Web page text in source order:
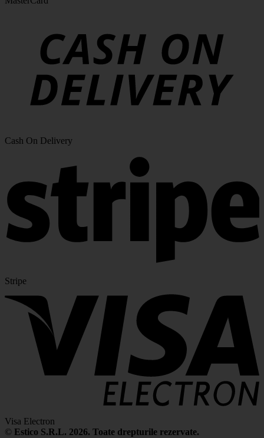
Cash On Delivery
Stripe
Visa Electron
© Estico S.R.L. 2026. Toate drepturile rezervate.